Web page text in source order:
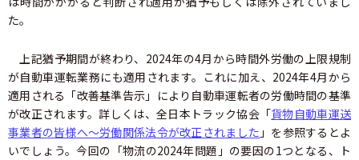
た。
上記猶予期間が終わり、2024年の4月から時間外労働の上限規制
が自動車運転業務にも適用されます。これに加え、2024年4月から
適用される「改善基準告示」により自動車運転者の労働時間の基準
が改正されます。詳しくは、全日本トラック協会「貨物自動車運送
事業者の皆様へ～労働関係法令が改正されました 」を参照するとよ
いでしょう。今回の「物流の2024年問題」の要因の1つとなる、ト